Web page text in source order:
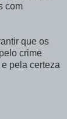
com
que os
crime
pela certeza